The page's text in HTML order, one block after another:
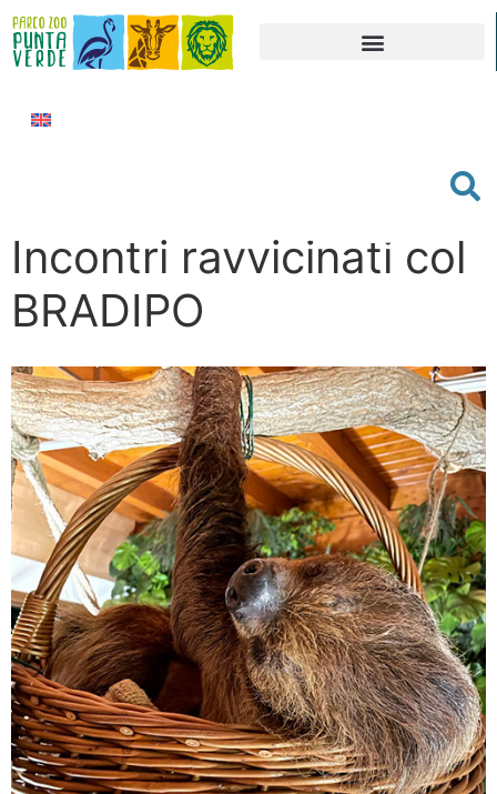
Incontri ravvicinati col
BRADIPO